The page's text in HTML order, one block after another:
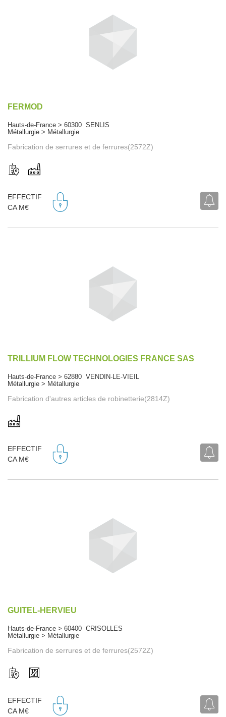
FERMOD
Hauts-de-France > 60300 SENLIS
Métallurgie > Métallurgie
Fabrication de serrures et de ferrures(2572Z)
EFFECTIF
CA M€
TRILLIUM FLOW TECHNOLOGIES FRANCE SAS
Hauts-de-France > 62880 VENDIN-LE-VIEIL
Métallurgie > Métallurgie
Fabrication d'autres articles de robinetterie(2814Z)
EFFECTIF
CA M€
GUITEL-HERVIEU
Hauts-de-France > 60400 CRISOLLES
Métallurgie > Métallurgie
Fabrication de serrures et de ferrures(2572Z)
EFFECTIF
CA M€